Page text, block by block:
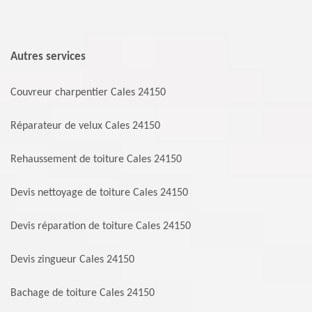
Autres services
Couvreur charpentier Cales 24150
Réparateur de velux Cales 24150
Rehaussement de toiture Cales 24150
Devis nettoyage de toiture Cales 24150
Devis réparation de toiture Cales 24150
Devis zingueur Cales 24150
Bachage de toiture Cales 24150